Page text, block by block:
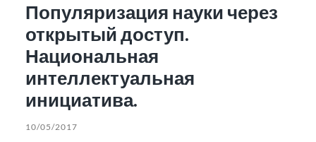
Популяризация науки через
открытый доступ.
Национальная
интеллектуальная
инициатива.
10/05/2017